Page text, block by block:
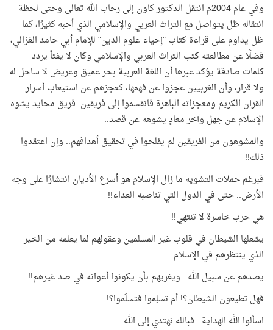
وفي عام 2004م انتقل الدكتور كاون إلى رحاب الله تعالى وحتى لحظة
انتقاله ظل يتواصل مع التراث العربي والإسلامي الذي أحبه كثيرًا، كما
ظل يداوم على قراءة كتاب "إحياء علوم الدين" للإمام أبي حامد الغزالي،
فضلًا عن مطالعته كتب التراث العربي والإسلامي وكان لا يفتأ يردد
كلمات صادقة يؤكد عبرها أن اللغة العربية بحر عميق وعريض لا ساحل له
ولا قرار، وأن الغربيين عجزوا عن فهمها، كعجزهم عن استيعاب أسرار
القرآن الكريم ومعجزاته الباهرة فانقسموا إلى فريقين: فريق محايد يشوه
الإسلام عن جهل وآخر معادٍ يشوهه عن قصد..
والمشوهون من الفريقين لم يفلحوا في تحقيق أهدافهم.. وإن اعتقدوا
ذلك!!
فبرغم حملات التشويه ما زال الإسلام هو أسرع الأديان انتشارًا على وجه
الأرض.. حتى في الدول التي تناصبه العداء!!
هي حرب خاسرة لا تنتهي!!
يشعلها الشيطان في قلوب غير المسلمين وعقولهم لما يعلمه من الخير
الذي ينتظرهم في الإسلام..
يصدهم عن سبيل الله.. ويغريهم بأن يكونوا أعوانه في صد غيرهم!!
فهل تطيعون الشيطان؟! أم تسلِموا فتسلَموا؟!
اسألوا الله الهداية.. فبالله نهتدي إلى الله.